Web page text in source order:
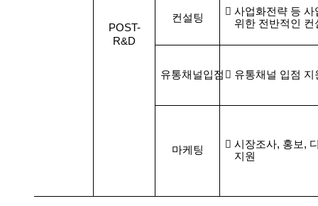
POST-
R&D
컨설팅
 사업화전략 등 사
위한 전반적인 컨
유통채널입점  유통채널 입점 지
마케팅  시장조사, 홍보,
지원